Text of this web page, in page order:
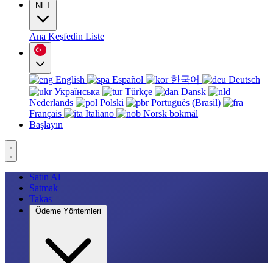
NFT
Ana Keşfedin Liste
English Español 한국어
Deutsch
Українська
Türkçe
Dansk
Nederlands
Polski
Português (Brasil)
Français
Italiano
Norsk bokmål
Başlayın
Satın Al
Satmak
Takas
Ödeme Yöntemleri